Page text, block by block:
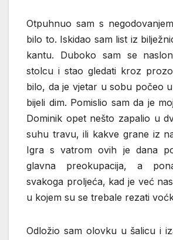
Otpuhnuo sam s
bilo to. Iskidao sam list iz
kantu. Duboko sam se
stolcu i stao gledati kroz
bilo, da je vjetar u sobu počeo
bijeli dim. Pomislio sam da je
Dominik opet nešto zapalio u
suhu travu, ili kakve grane iz
Igra s vatrom ovih je dana
glavna preokupacija, a
svakoga proljeća, kad je već
u kojem su se trebale rezati
Odložio sam olovku u šalicu i